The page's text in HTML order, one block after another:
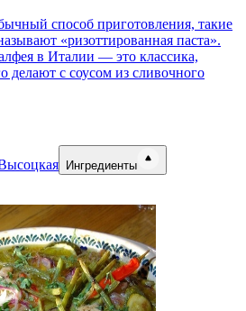
способ приготовления, такие
«ризоттированная паста».
в Италии — это классика,
делают с соусом из сливочного
Ингредиенты